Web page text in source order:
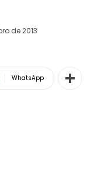
de 2013
WhatsApp